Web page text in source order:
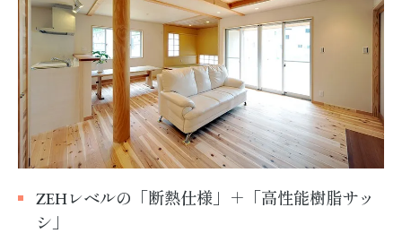
ZEHレベルの「断熱仕様」＋「高性能樹脂サッ
シ」